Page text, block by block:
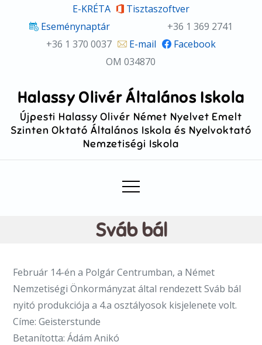
E-KRÉTA
Tisztaszoftver
Eseménynaptár
+36 1 369 2741
+36 1 370 0037
E-mail
Facebook
OM 034870
Halassy Olivér Általános Iskola
Újpesti Halassy Olivér Német Nyelvet Emelt
Szinten Oktató Általános Iskola és Nyelvoktató
Nemzetiségi Iskola
Sváb bál
Február 14-én a Polgár Centrumban, a Német
Nemzetiségi Önkormányzat által rendezett Sváb bál
nyitó produkciója a 4.a osztályosok kisjelenete volt.
Címe: Geisterstunde
Betanította: Ádám Anikó